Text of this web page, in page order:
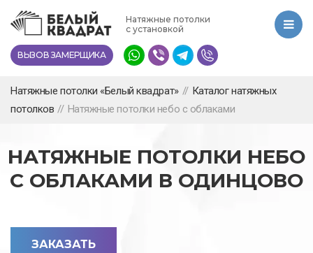
Перейти
основному
содержанию
Натяжные потолки
с установкой
ВЫЗОВ ЗАМЕРЩИКА
Натяжные потолки «Белый квадрат» // Каталог натяжных
потолков // Натяжные потолки небо с облаками
НАТЯЖНЫЕ ПОТОЛКИ НЕБО
С ОБЛАКАМИ В ОДИНЦОВО
ЗАКАЗАТЬ